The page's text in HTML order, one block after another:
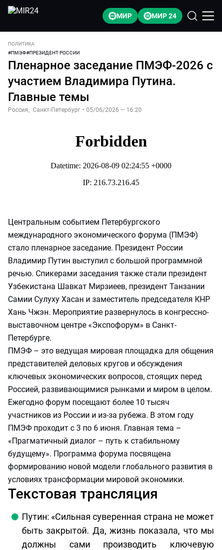
МИР МИР 24
ПОЛИТИКА
#ПМЭФ#ПРЕЗИДЕНТ РОССИИ
Пленарное заседание ПМЭФ-2026 с
участием Владимира Путина.
Главные темы
Россия, Санкт-Петербург • 05/06/2026 — 16:20
Центральным событием Петербургского
международного экономического форума (ПМЭФ)
стало пленарное заседание. Президент России
Владимир Путин выступил с большой программной
речью. Спикерами заседания также стали президент
Узбекистана Шавкат Мирзиеев, президент Танзании
Самии Сулуху Хасан и заместитель председателя КНР
Хань Чжэн. Мероприятие развернулось в конгрессно-
выставочном центре «Экспофорум» в Санкт-
Петербурге.
ПМЭФ – это ведущая мировая площадка для общения
представителей деловых кругов и обсуждения
ключевых экономических вопросов, стоящих перед
Россией, развивающимися рынками и миром в целом.
Ежегодно форум посещают более 10 тысяч
участников из России и из-за рубежа. В этом году
ПМЭФ проходит с 3 по 6 июня. Главная тема –
«Прагматичный диалог – путь к стабильному
будущему». Программа форума посвящена
формированию новой модели глобального развития в
условиях трансформации мировой экономики.
Текстовая трансляция
Путин: «Сильная суверенная страна не может
быть закрытой. Да, жизнь показала, что мы
должны сами производить ключевую